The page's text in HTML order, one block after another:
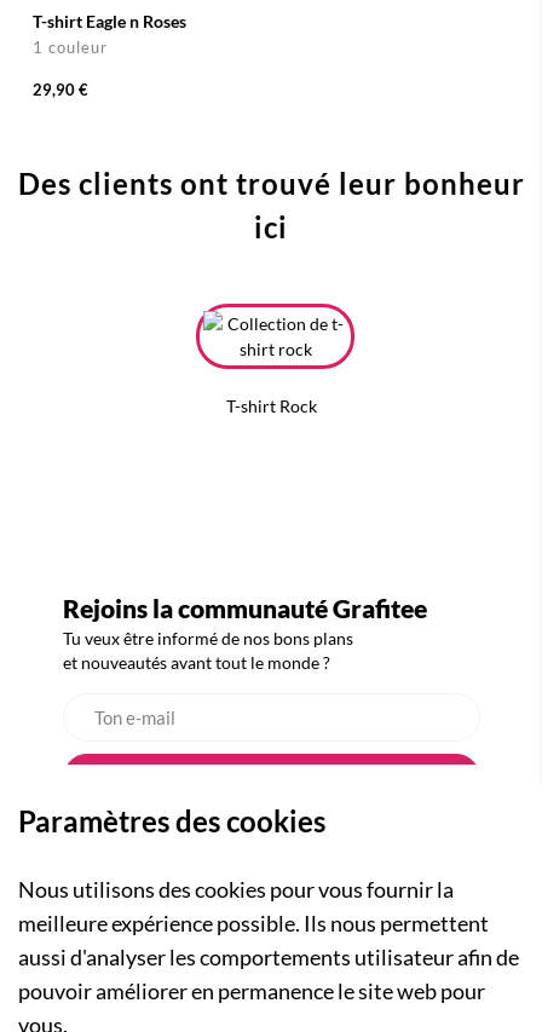
T-shirt Eagle n Roses
1 couleur
29,90 €
Des clients ont trouvé leur bonheur
ici
T-shirt Rock
Rejoins la communauté Grafitee
Tu veux être informé de nos bons plans
et nouveautés avant tout le monde ?
A PROPOS
Qui sommes-nous ?
Paramètres des cookies
Nous utilisons des cookies pour vous fournir la
meilleure expérience possible. Ils nous permettent
aussi d'analyser les comportements utilisateur afin de
pouvoir améliorer en permanence le site web pour
vous.